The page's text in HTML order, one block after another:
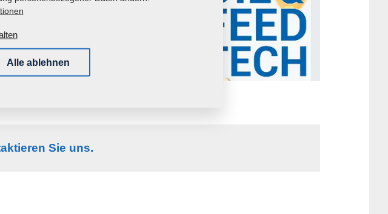
Sie uns.
Alle ablehnen